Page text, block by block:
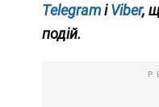
TelegramіViber,
подій.